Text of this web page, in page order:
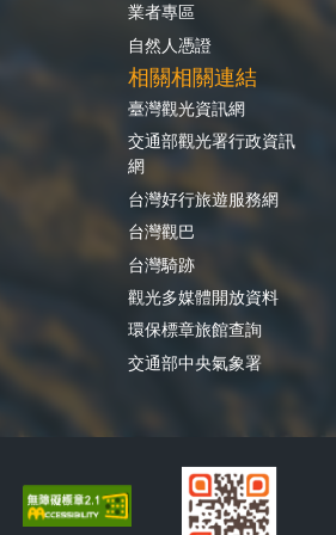
業者專區
自然人憑證
相關相關連結
臺灣觀光資訊網
交通部觀光署行政資訊
網
台灣好行旅遊服務網
台灣觀巴
台灣騎跡
觀光多媒體開放資料
環保標章旅館查詢
交通部中央氣象署